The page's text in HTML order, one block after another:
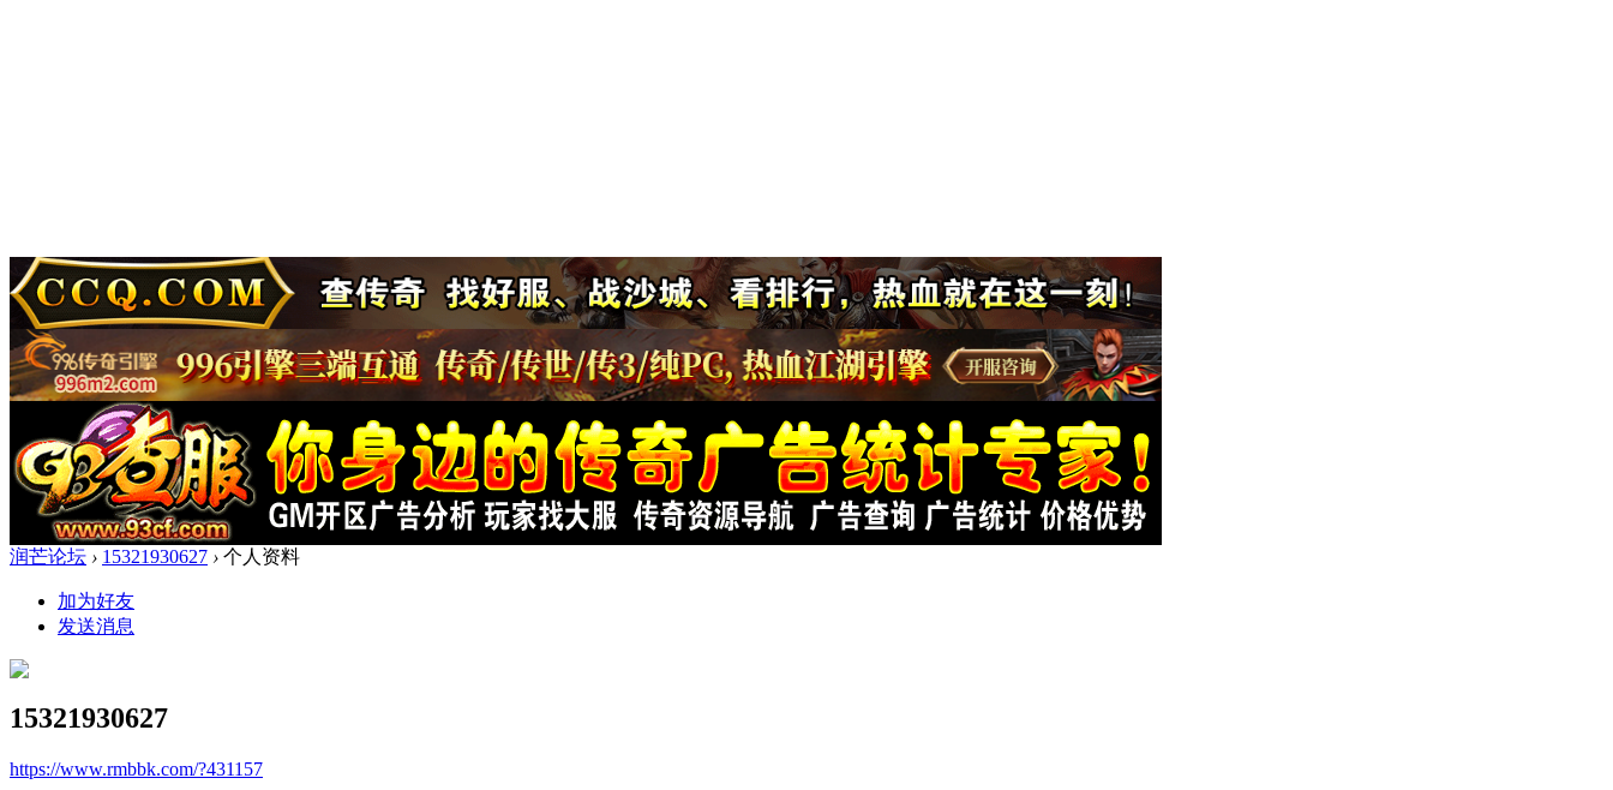
润芒论坛 › 15321930627 › 个人资料
加为好友
发送消息
15321930627
https://www.rmbbk.com/?431157